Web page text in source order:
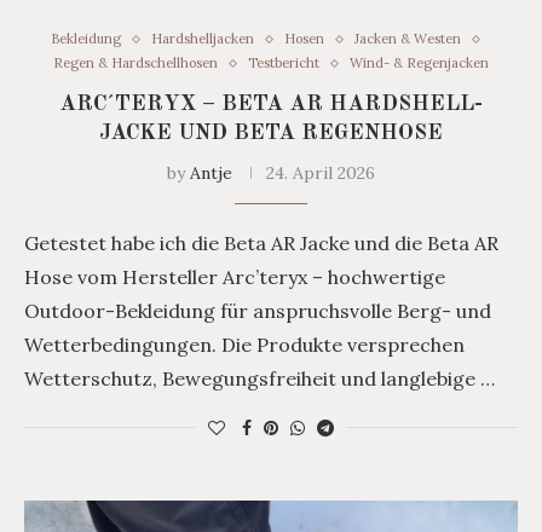
Bekleidung Hardshelljacken Hosen
Jacken & Westen
Regen & Hardschellhosen
Testbericht Wind- & Regenjacken
ARC´TERYX – BETA AR HARDSHELL-
JACKE UND BETA REGENHOSE
byAntje 24. April 2026
Getestet habe ich die Beta AR Jacke und die Beta AR
Hose vom Hersteller Arc’teryx – hochwertige
Outdoor-Bekleidung für anspruchsvolle Berg- und
Wetterbedingungen. Die Produkte versprechen
Wetterschutz, Bewegungsfreiheit und langlebige …